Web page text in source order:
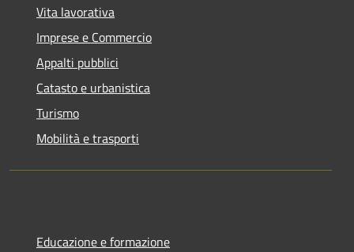
Vita lavorativa
Imprese e Commercio
Appalti pubblici
Catasto e urbanistica
Turismo
Mobilità e trasporti
Educazione e formazione